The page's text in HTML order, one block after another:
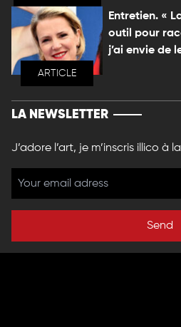
ARTICLE
Entretien. «
outil pour
j’ai envie de
LA NEWSLETTER
J’adore l’art, je m’inscris illico à
Send